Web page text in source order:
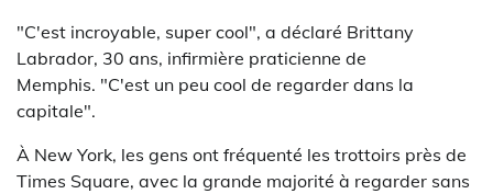
"C'est incroyable, super cool", a déclaré Brittany
Labrador, 30 ans, infirmière praticienne de
Memphis. "C'est un peu cool de regarder dans la
capitale".
À New York, les gens ont fréquenté les trottoirs près de
Times Square, avec la grande majorité à regarder sans